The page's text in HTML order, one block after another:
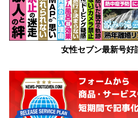
女性セブン最新号好